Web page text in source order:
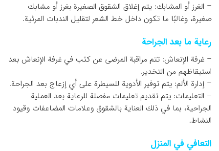
– الغرز أو المشابك: يتم إغلاق الشقوق الصغيرة بغرز أو مشابك
صغيرة، وغالبًا ما تكون داخل خط الشعر لتقليل الندبات المرئية.
رعاية ما بعد الجراحة
– غرفة الإنعاش: تتم مراقبة المرضى عن كثب في غرفة الإنعاش بعد
استيقاظهم من التخدير.
– إدارة الألم: يتم توفير الأدوية للسيطرة على أي إزعاج بعد الجراحة.
– التعليمات: يتم تقديم تعليمات مفصلة للرعاية بعد العملية
الجراحية، بما في ذلك العناية بالشقوق وعلامات المضاعفات وقيود
النشاط.
التعافي في المنزل